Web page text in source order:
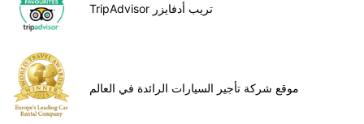
TripAdvisor تريب أدفايزر
موقع شركة تأجير السيارات الرائدة في العالم